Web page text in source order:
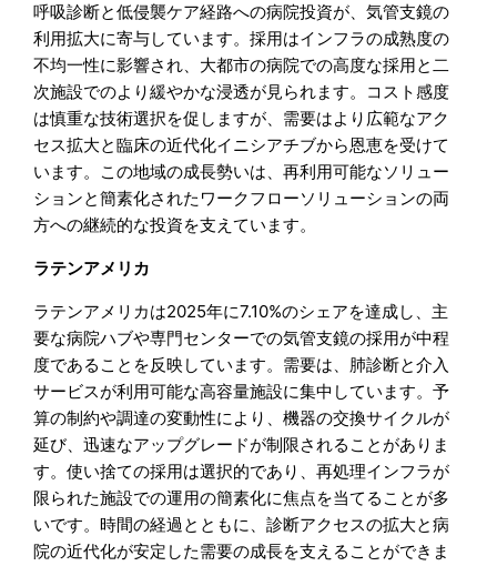
呼吸診断と低侵襲ケア経路への病院投資が、気管支鏡の
利用拡大に寄与しています。採用はインフラの成熟度の
不均一性に影響され、大都市の病院での高度な採用と二
次施設でのより緩やかな浸透が見られます。コスト感度
は慎重な技術選択を促しますが、需要はより広範なアク
セス拡大と臨床の近代化イニシアチブから恩恵を受けて
います。この地域の成長勢いは、再利用可能なソリュー
ションと簡素化されたワークフローソリューションの両
方への継続的な投資を支えています。
ラテンアメリカ
ラテンアメリカは2025年に7.10%のシェアを達成し、主
要な病院ハブや専門センターでの気管支鏡の採用が中程
度であることを反映しています。需要は、肺診断と介入
サービスが利用可能な高容量施設に集中しています。予
算の制約や調達の変動性により、機器の交換サイクルが
延び、迅速なアップグレードが制限されることがありま
す。使い捨ての採用は選択的であり、再処理インフラが
限られた施設での運用の簡素化に焦点を当てることが多
いです。時間の経過とともに、診断アクセスの拡大と病
院の近代化が安定した需要の成長を支えることができま